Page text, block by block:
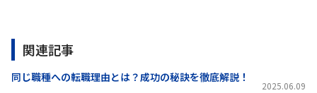
関連記事
同じ職種への転職理由とは？成功の秘訣を徹底解説！
2025.06.09